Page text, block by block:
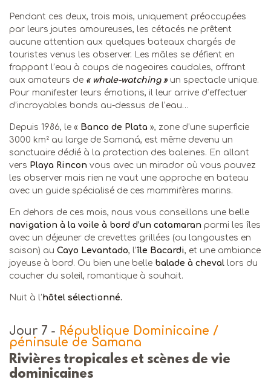
Pendant ces deux, trois mois, uniquement préoccupées
par leurs joutes amoureuses, les cétacés ne prêtent
aucune attention aux quelques bateaux chargés de
touristes venus les observer. Les mâles se défient en
frappant l’eau à coups de nageoires caudales, offrant
aux amateurs de « whale-watching » un spectacle unique.
Pour manifester leurs émotions, il leur arrive d’effectuer
d’incroyables bonds au-dessus de l’eau…
Depuis 1986, le « Banco de Plata », zone d’une superficie
3000 km² au large de Samaná, est même devenu un
sanctuaire dédié à la protection des baleines. En allant
vers Playa Rincon vous avec un mirador où vous pouvez
les observer mais rien ne vaut une approche en bateau
avec un guide spécialisé de ces mammifères marins.
En dehors de ces mois, nous vous conseillons une belle
navigation à la voile à bord d’un catamaran parmi les îles
avec un déjeuner de crevettes grillées (ou langoustes en
saison) au Cayo Levantado, l’île Bacardi, et une ambiance
joyeuse à bord. Ou bien une belle balade à cheval lors du
coucher du soleil, romantique à souhait.
Nuit à l’hôtel sélectionné.
Jour 7 - République Dominicaine /
péninsule de Samana
Rivières tropicales et scènes de vie
dominicaines